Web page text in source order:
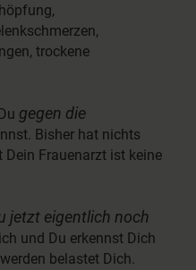
trockene
gegen die
Bisher hat nichts
Frauenarzt ist keine
jetzt eigentlich noch
und Du erkennst Dich
belastet Dich.